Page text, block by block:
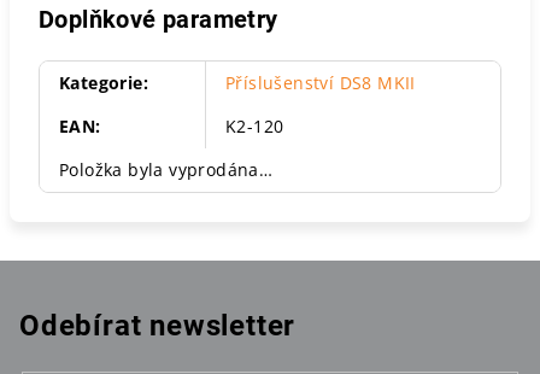
Doplňkové parametry
Kategorie:
Příslušenství DS8 MKII
EAN:
K2-120
Položka byla vyprodána…
Odebírat newsletter